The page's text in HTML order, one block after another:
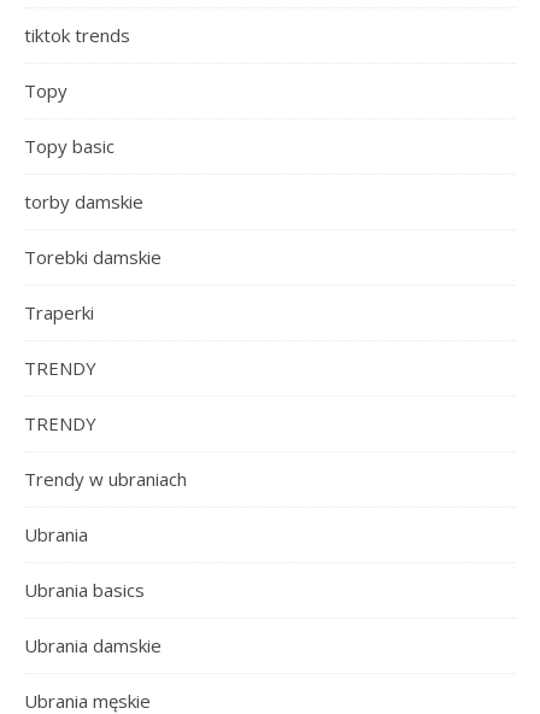
tiktok trends
Topy
Topy basic
torby damskie
Torebki damskie
Traperki
TRENDY
TRENDY
Trendy w ubraniach
Ubrania
Ubrania basics
Ubrania damskie
Ubrania męskie